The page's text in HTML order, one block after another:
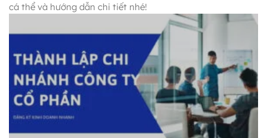
cá thể và hướng dẫn chi tiết nhé!